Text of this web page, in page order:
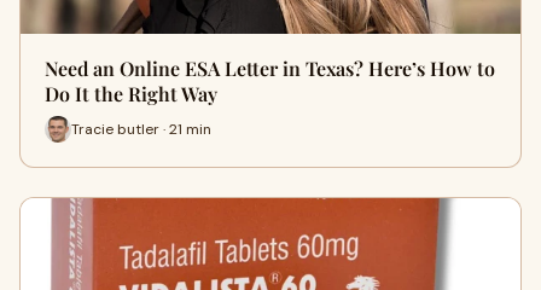
Need an Online ESA Letter in Texas? Here’s How to
Do It the Right Way
Tracie butler · 21 min